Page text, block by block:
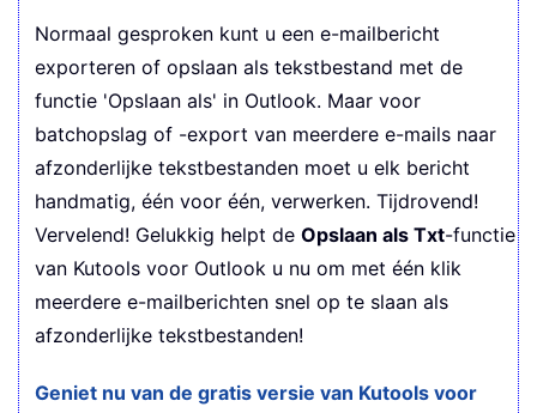
Normaal gesproken kunt u een e-mailbericht
exporteren of opslaan als tekstbestand met de
functie 'Opslaan als' in Outlook. Maar voor
batchopslag of -export van meerdere e-mails naar
afzonderlijke tekstbestanden moet u elk bericht
handmatig, één voor één, verwerken. Tijdrovend!
Vervelend! Gelukkig helpt de Opslaan als Txt-functie
van Kutools voor Outlook u nu om met één klik
meerdere e-mailberichten snel op te slaan als
afzonderlijke tekstbestanden!
Geniet nu van de gratis versie van Kutools voor